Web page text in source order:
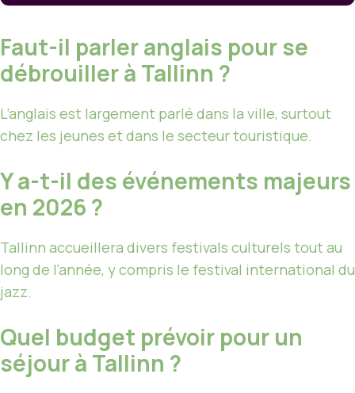
Faut-il parler anglais pour se
débrouiller à Tallinn ?
L’anglais est largement parlé dans la ville, surtout
chez les jeunes et dans le secteur touristique.
Y a-t-il des événements majeurs
en 2026 ?
Tallinn accueillera divers festivals culturels tout au
long de l’année, y compris le festival international du
jazz.
Quel budget prévoir pour un
séjour à Tallinn ?